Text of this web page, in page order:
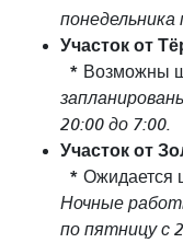
понедельника
Участок от
* Возможны
20:00 до 7:00.
Участок от
* Ожидается
Ночные
по пятницу с